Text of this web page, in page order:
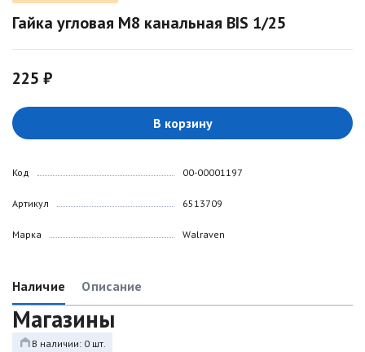
Гайка угловая М8 канальная BIS 1/25
225 ₽
В корзину
Код
Артикул
Марка
00-00001197
6513709
Walraven
Наличие Описание
Магазины
В наличии: 0 шт.